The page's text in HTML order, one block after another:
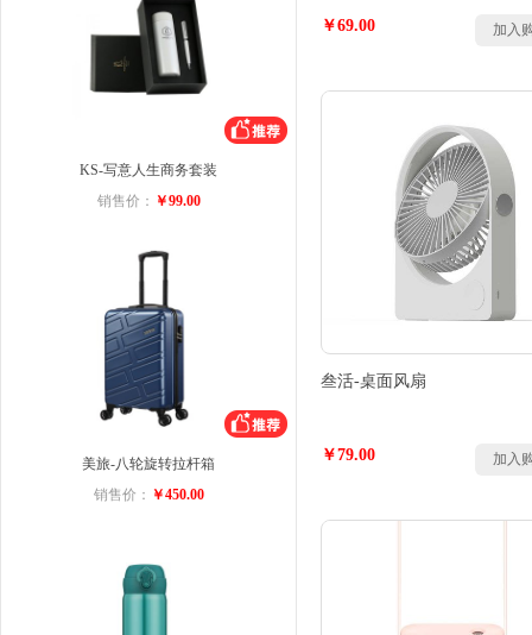
KS-写意人生商务套装
销售价： ￥99.00
美旅-八轮旋转拉杆箱
销售价： ￥450.00
￥69.00 加入
叁活-桌面风扇
￥79.00 加入